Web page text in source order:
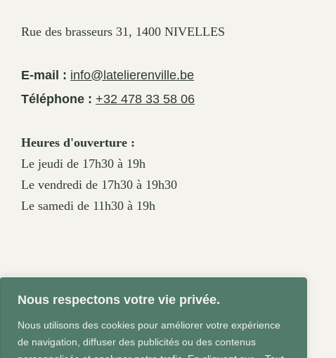
Nous respectons votre vie privée.
Nous utilisons des cookies pour améliorer votre expérience
de navigation, diffuser des publicités ou des contenus
Rue des brasseurs 31, 1400 NIVELLES
E-mail : info@latelierenville.be
Téléphone : +32 478 33 58 06
Heures d'ouverture :
Le jeudi de 17h30 à 19h
Le vendredi de 17h30 à 19h30
Le samedi de 11h30 à 19h